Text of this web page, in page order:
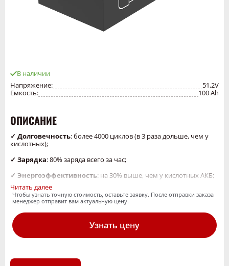
В наличии
Напряжение:
51,2V
Емкость:
100 Ah
ОПИСАНИЕ
✓ Долговечность: более 4000 циклов (в 3 раза дольше, чем у
кислотных);
✓ Зарядка: 80% заряда всего за час;
✓ Энергоэффективность: на 30% выше, чем у кислотных АКБ;
✓ Минимальное обслуживание
: без долива воды и коррозии;
✓ Безопасность
: встроенная BMS, защита от перегрева и
короткого замыкания.
Читать далее
Чтобы узнать точную стоимость, оставьте заявку. После отправки заказа
менеджер отправит вам актуальную цену.
Узнать цену